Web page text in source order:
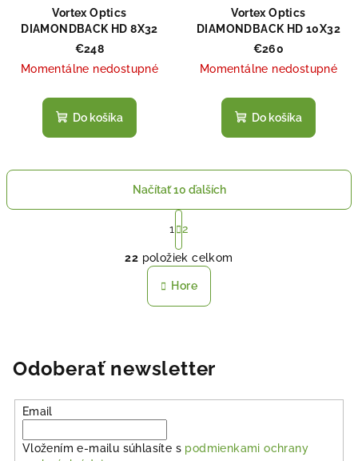
DIAMONDBACK HD 8X32
Vortex Optics
€248
Momentálne nedostupné
Do košíka
DIAMONDBACK HD 10X32
Vortex Optics
€260
Momentálne nedostupné
Do košíka
O
v
l
i
v
Načítať 10 ďalších
S
t
r
á
n
k
o
i
1 2
22 položiek celkom
Hore
Odoberať newsletter
Email
Vložením e-mailu súhlasíte s podmienkami ochrany